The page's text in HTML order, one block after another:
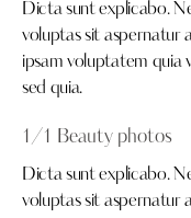
Dicta sunt explicabo.
voluptas sit aspernatur
ipsam voluptatem quia
sed quia.
1/1 Beauty photos
Dicta sunt explicabo.
voluptas sit aspernatur